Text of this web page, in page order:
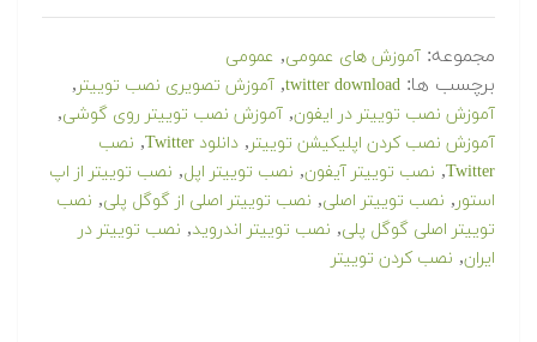
مجموعه: آموزش های عمومی, عمومی
برچسب ها: twitter download
, آموزش تصویری نصب توییتر,
آموزش نصب توییتر در ایفون, آموزش نصب توییتر روی گوشی,
آموزش نصب کردن اپلیکیشن توییتر, دانلود Twitter , نصب
Twitter
, نصب توییتر آیفون, نصب توییتر اپل, نصب توییتر از اپ
استور, نصب توییتر اصلی, نصب توییتر اصلی از گوگل پلی, نصب
توییتر اصلی گوگل پلی, نصب توییتر اندروید, نصب توییتر در
ایران, نصب کردن توییتر